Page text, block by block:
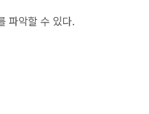
파악할 수 있다.